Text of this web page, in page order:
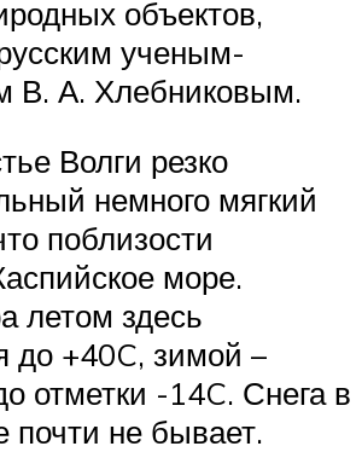
объектов,
ученым-
В. А. Хлебниковым.
Волги резко
немного мягкий
поблизости
море.
летом здесь
до +40C, зимой –
отметки -14C. Снега в
почти не бывает.